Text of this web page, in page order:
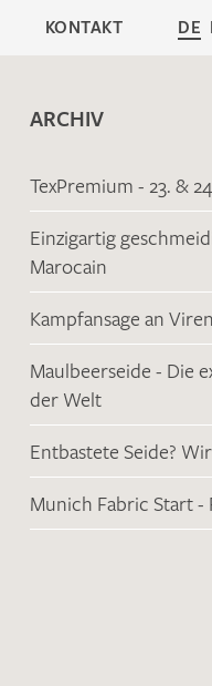
KONTAKT DE
ARCHIV
TexPremium - 23. &
Einzigartig
Marocain
Kampfansage an Viren
Maulbeerseide - Die
der Welt
Entbastete Seide?
Munich Fabric Start -